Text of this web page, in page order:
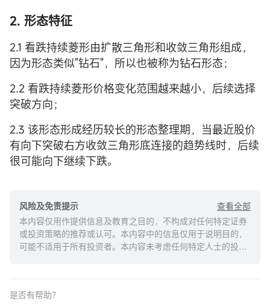
2. 形态特征
2.1 看跌持续菱形由扩散三角形和收敛三角形组成，
因为形态类似"钻石"，所以也被称为钻石形态；
2.2 看跌持续菱形价格变化范围越来越小，后续选择
突破方向；
2.3 该形态形成经历较长的形态整理期，当最近股价
有向下突破右方收敛三角形底连接的趋势线时，后续
很可能向下继续下跌。
风险及免责提示
查看全部
本内容仅用作提供信息及教育之目的，不构成对任何特定证券
或投资策略的推荐或认可。本内容中的信息仅用于说明目的，
可能不适用于所有投资者。本内容未考虑任何特定人士的投资
结果。投资涉及风险和损失本金的可能性。moomoo对上述内
是否有帮助？